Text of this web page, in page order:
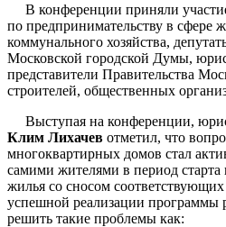
В конференции приняли
по предпринимательству в сфере
коммунального хозяйства,
Московской городской Думы,
представители Правительства
строителей, общественных
Выступая на конференции,
Клим Лихачев отметил, что
многоквартирных домов стал
самими жителями в период
жилья со сносом
успешной реализации программы
решить такие проблемы как: